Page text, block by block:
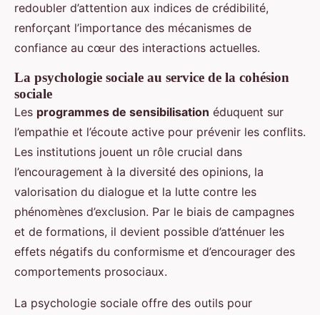
redoubler d’attention aux indices de crédibilité,
renforçant l’importance des mécanismes de
confiance au cœur des interactions actuelles.
La psychologie sociale au service de la cohésion
sociale
Les programmes de sensibilisation éduquent sur
l’empathie et l’écoute active pour prévenir les conflits.
Les institutions jouent un rôle crucial dans
l’encouragement à la diversité des opinions, la
valorisation du dialogue et la lutte contre les
phénomènes d’exclusion. Par le biais de campagnes
et de formations, il devient possible d’atténuer les
effets négatifs du conformisme et d’encourager des
comportements prosociaux.
La psychologie sociale offre des outils pour